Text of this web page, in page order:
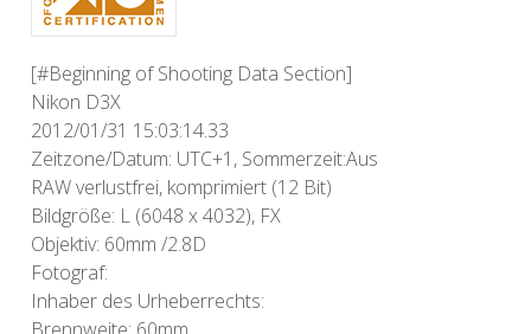
[#Beginning of Shooting Data Section]
Nikon D3X
2012/01/31 15:03:14.33
Zeitzone/Datum: UTC+1, Sommerzeit:Aus
RAW verlustfrei, komprimiert (12 Bit)
Bildgröße: L (6048 x 4032), FX
Objektiv: 60mm /2.8D
Fotograf:
Inhaber des Urheberrechts: